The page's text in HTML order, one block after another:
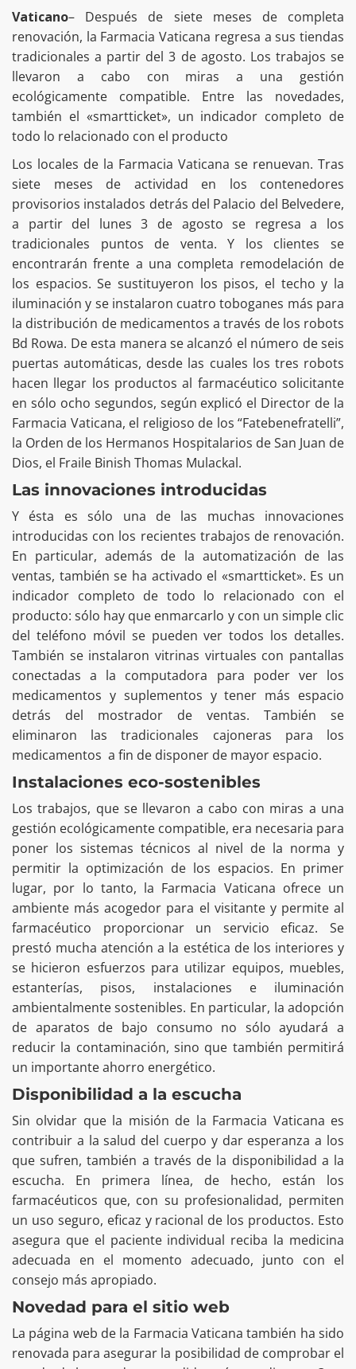
Vaticano– Después de siete meses de completa
renovación, la Farmacia Vaticana regresa a sus tiendas
tradicionales a partir del 3 de agosto. Los trabajos se
llevaron a cabo con miras a una gestión
ecológicamente compatible. Entre las novedades,
también el «smartticket», un indicador completo de
todo lo relacionado con el producto
Los locales de la Farmacia Vaticana se renuevan. Tras
siete meses de actividad en los contenedores
provisorios instalados detrás del Palacio del Belvedere,
a partir del lunes 3 de agosto se regresa a los
tradicionales puntos de venta. Y los clientes se
encontrarán frente a una completa remodelación de
los espacios. Se sustituyeron los pisos, el techo y la
iluminación y se instalaron cuatro toboganes más para
la distribución de medicamentos a través de los robots
Bd Rowa. De esta manera se alcanzó el número de seis
puertas automáticas, desde las cuales los tres robots
hacen llegar los productos al farmacéutico solicitante
en sólo ocho segundos, según explicó el Director de la
Farmacia Vaticana, el religioso de los “Fatebenefratelli”,
la Orden de los Hermanos Hospitalarios de San Juan de
Dios, el Fraile Binish Thomas Mulackal.
Las innovaciones introducidas
Y ésta es sólo una de las muchas innovaciones
introducidas con los recientes trabajos de renovación.
En particular, además de la automatización de las
ventas, también se ha activado el «smartticket». Es un
indicador completo de todo lo relacionado con el
producto: sólo hay que enmarcarlo y con un simple clic
del teléfono móvil se pueden ver todos los detalles.
También se instalaron vitrinas virtuales con pantallas
conectadas a la computadora para poder ver los
medicamentos y suplementos y tener más espacio
detrás del mostrador de ventas. También se
eliminaron las tradicionales cajoneras para los
medicamentos a fin de disponer de mayor espacio.
Instalaciones eco-sostenibles
Los trabajos, que se llevaron a cabo con miras a una
gestión ecológicamente compatible, era necesaria para
poner los sistemas técnicos al nivel de la norma y
permitir la optimización de los espacios. En primer
lugar, por lo tanto, la Farmacia Vaticana ofrece un
ambiente más acogedor para el visitante y permite al
farmacéutico proporcionar un servicio eficaz. Se
prestó mucha atención a la estética de los interiores y
se hicieron esfuerzos para utilizar equipos, muebles,
estanterías, pisos, instalaciones e iluminación
ambientalmente sostenibles. En particular, la adopción
de aparatos de bajo consumo no sólo ayudará a
reducir la contaminación, sino que también permitirá
un importante ahorro energético.
Disponibilidad a la escucha
Sin olvidar que la misión de la Farmacia Vaticana es
contribuir a la salud del cuerpo y dar esperanza a los
que sufren, también a través de la disponibilidad a la
escucha. En primera línea, de hecho, están los
farmacéuticos que, con su profesionalidad, permiten
un uso seguro, eficaz y racional de los productos. Esto
asegura que el paciente individual reciba la medicina
adecuada en el momento adecuado, junto con el
consejo más apropiado.
Novedad para el sitio web
La página web de la Farmacia Vaticana también ha sido
renovada para asegurar la posibilidad de comprobar el